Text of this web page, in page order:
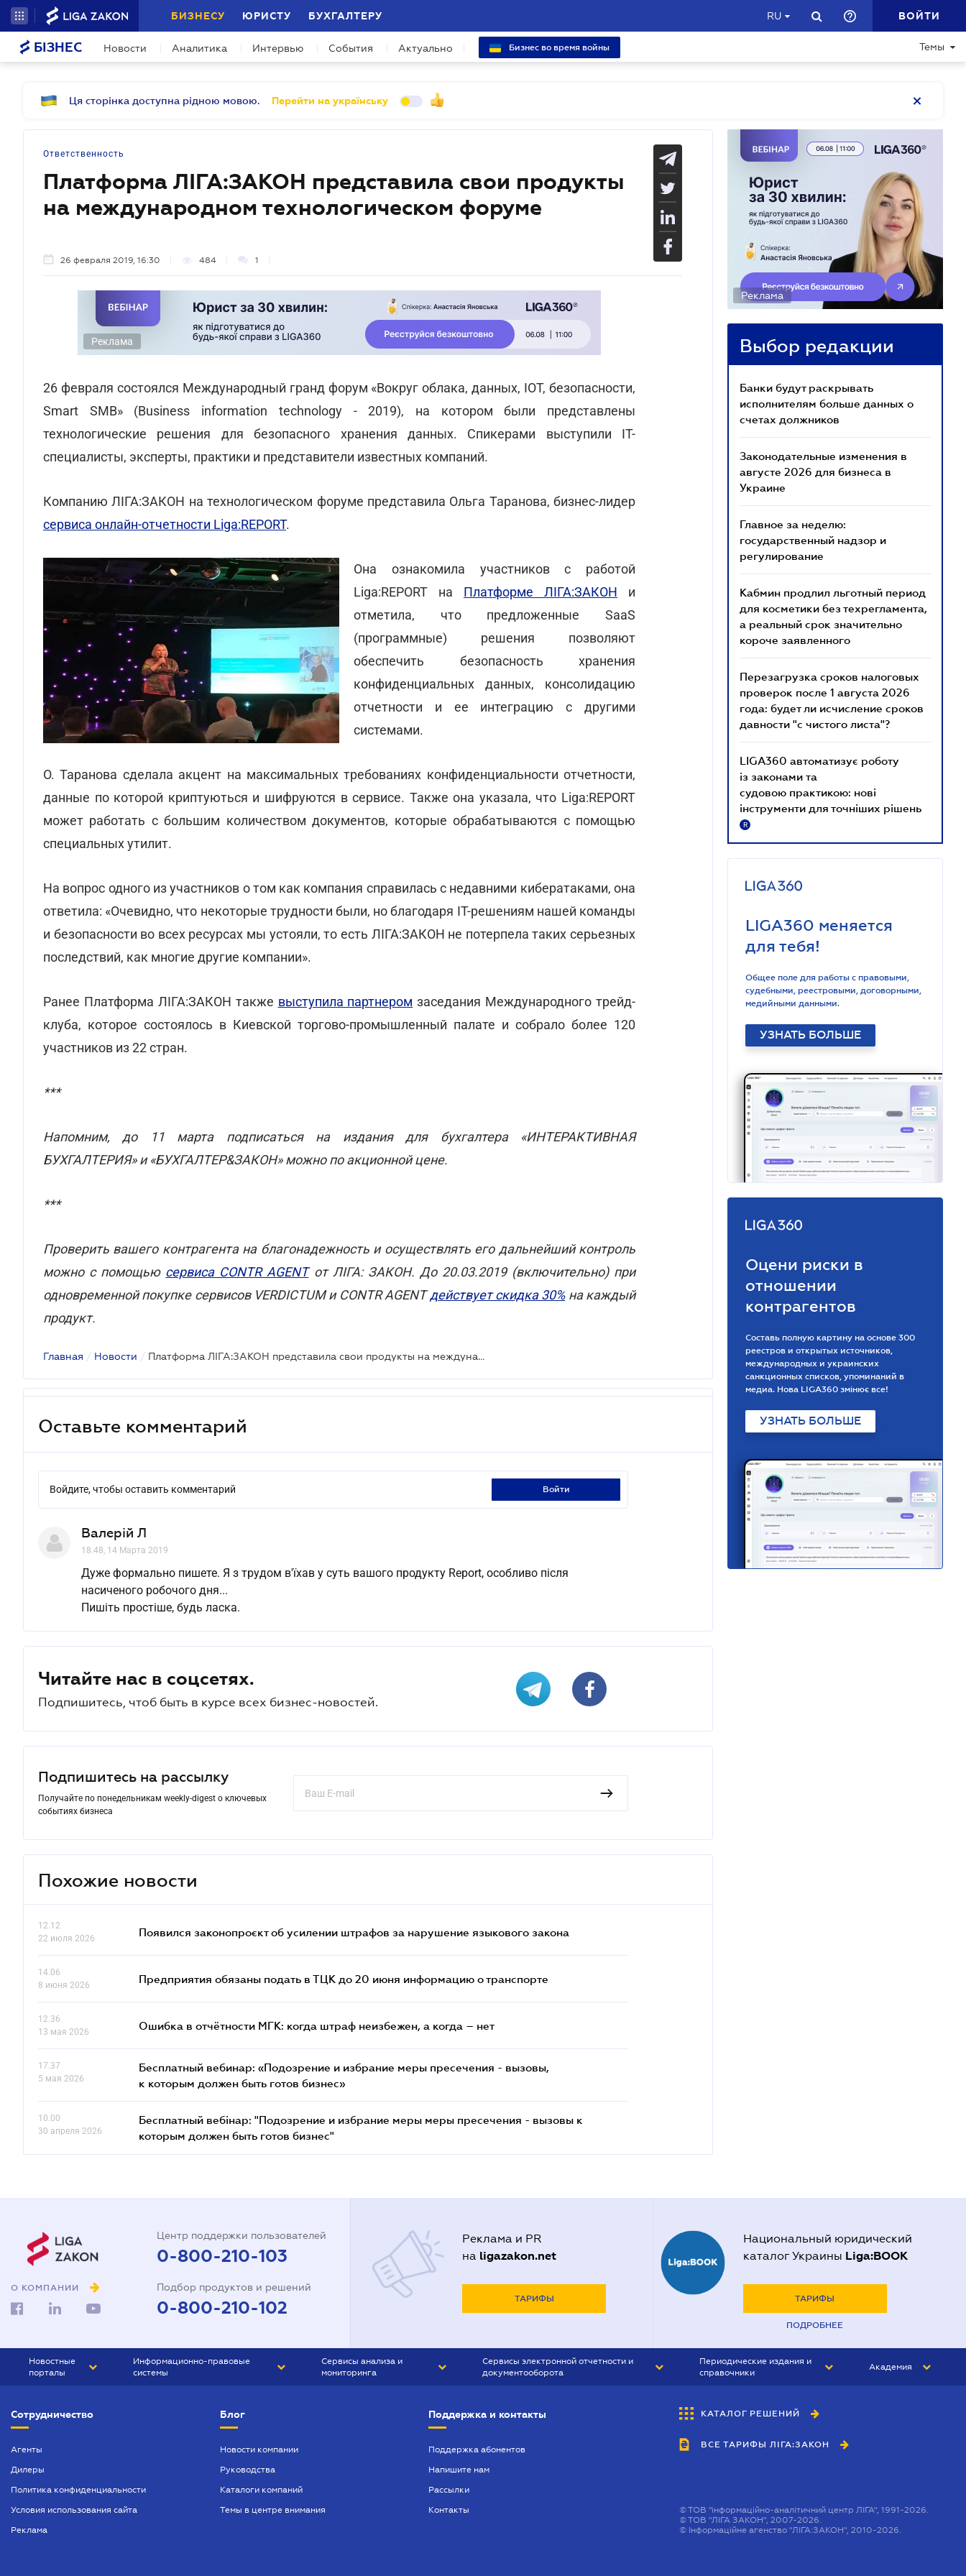
БИЗНЕСУ ЮРИСТУ БУХГАЛТЕРУ RU ВОЙТИ
БІЗНЕС Новости Аналитика Интервью События Актуально Бизнес во время войны Темы
Ця сторінка доступна рідною мовою. Перейти на українську
Ответственность
Платформа ЛІГА:ЗАКОН представила свои продукты
на международном технологическом форуме
26 февраля 2019, 16:30 484 1
Реклама
26 февраля состоялся Международный гранд форум «Вокруг облака, данных, IOT, безопасности,
Smart SMB» (Business information technology - 2019), на котором были представлены
технологические решения для безопасного хранения данных. Спикерами выступили IT-
специалисты, эксперты, практики и представители известных компаний.
Компанию ЛІГА:ЗАКОН на технологическом форуме представила Ольга Таранова, бизнес-лидер
сервиса онлайн-отчетности Liga:REPORT.
Она ознакомила участников с работой
Liga:REPORT на Платформе ЛІГА:ЗАКОН и
отметила, что предложенные SaaS
(программные) решения позволяют
обеспечить безопасность хранения
конфиденциальных данных, консолидацию
отчетности и ее интеграцию с другими
системами.
О. Таранова сделала акцент на максимальных требованиях конфиденциальности отчетности,
данные по которой криптуються и шифруются в сервисе. Также она указала, что Liga:REPORT
может работать с большим количеством документов, которые обрабатываются с помощью
специальных утилит.
На вопрос одного из участников о том как компания справилась с недавними кибератаками, она
ответила: «Очевидно, что некоторые трудности были, но благодаря IT-решениям нашей команды
и безопасности во всех ресурсах мы устояли, то есть ЛІГА:ЗАКОН не потерпела таких серьезных
последствий, как многие другие компании».
Ранее Платформа ЛІГА:ЗАКОН также выступила партнером заседания Международного трейд-
клуба, которое состоялось в Киевской торгово-промышленный палате и собрало более 120
участников из 22 стран.
***
Напомним, до 11 марта подписаться на издания для бухгалтера «ИНТЕРАКТИВНАЯ
БУХГАЛТЕРИЯ» и «БУХГАЛТЕР&ЗАКОН»можно по акционной цене.
***
Проверить вашего контрагента на благонадежность и осуществлять его дальнейший контроль
можно с помощью сервиса CONTR AGENTот ЛІГА: ЗАКОН. До 20.03.2019 (включительно) при
одновременной покупке сервисов VERDICTUM и CONTR AGENTдействует скидка 30%на каждый
продукт.
Главная / Новости / Платформа ЛІГА:ЗАКОН представила свои продукты на международном технологическом форуме
Оставьте комментарий
Войдите, чтобы оставить комментарий войти
Валерій Л
18.48, 14 Марта 2019
Дуже формально пишете. Я з трудом в'їхав у суть вашого продукту Report, особливо після
насиченого робочого дня...
Пишіть простіше, будь ласка.
Читайте нас в соцсетях.
Подпишитесь, чтоб быть в курсе всех бизнес-новостей.
Подпишитесь на рассылку
Получайте по понедельникам weekly-digest о ключевых
событиях бизнеса
Похожие новости
12.12
22 июля 2026
Появился законопроєкт об усилении штрафов за нарушение языкового закона
14.06
8 июня 2026
Предприятия обязаны подать в ТЦК до 20 июня информацию о транспорте
12.36
13 мая 2026
Ошибка в отчётности МГК: когда штраф неизбежен, а когда – нет
17.37
5 мая 2026
Бесплатный вебинар: «Подозрение и избрание меры пресечения - вызовы,
к которым должен быть готов бизнес»
10.00
30 апреля 2026
Бесплатный вебінар: "Подозрение и избрание меры меры пресечения - вызовы к
которым должен быть готов бизнес"
Реклама
Выбор редакции
Банки будут раскрывать
исполнителям больше данных о
счетах должников
Законодательные изменения в
августе 2026 для бизнеса в
Украине
Главное за неделю:
государственный надзор и
регулирование
Кабмин продлил льготный период
для косметики без техрегламента,
а реальный срок значительно
короче заявленного
Перезагрузка сроков налоговых
проверок после 1 августа 2026
года: будет ли исчисление сроков
давности "с чистого листа"?
LIGA360 автоматизує роботу
із законами та
судовою практикою: нові
інструменти для точніших рішень
R
LIGA360 меняется
для тебя!
Общее поле для работы с правовыми,
судебными, реестровыми, договорными,
медийными данными.
УЗНАТЬ БОЛЬШЕ
Оцени риски в
отношении
контрагентов
Составь полную картину на основе 300
реестров и открытых источников,
международных и украинских
санкционных списков, упоминаний в
медиа. Нова LIGA360 змінює все!
УЗНАТЬ БОЛЬШЕ
О КОМПАНИИ
Центр поддержки пользователей
0-800-210-103
Подбор продуктов и решений
0-800-210-102
Реклама и PR
на ligazakon.net
ТАРИФЫ
Национальный юридический
каталог Украины Liga:BOOK
ТАРИФЫ
ПОДРОБНЕЕ
Новостные
порталы
БИЗНЕС
Информационно-правовые
системы
БУХГАЛТЕР ПРОФ
ЮРИСТ ПРОФ
Сервисы анализа и
мониторинга
Сервисы электронной отчетности и
документооборота
Периодические издания и
справочники
БУХГАЛТЕР&ЗАКОН
ВЕСТНИК МСФО
Академия
Сотрудничество
Агенты
Дилеры
Политика конфиденциальности
Условия использования сайта
Реклама
Блог
Новости компании
Руководства
Каталоги компаний
Темы в центре внимания
Поддержка и контакты
Поддержка абонентов
Напишите нам
Рассылки
Контакты
КАТАЛОГ РЕШЕНИЙ
ВСЕ ТАРИФЫ ЛІГА:ЗАКОН
©ТОВ "інформаційно-аналітичний центр ЛІГА", 1991-2026.
©ТОВ "ЛІГА ЗАКОН", 2007-2026.
© Інформаційне агенство "ЛІГА:ЗАКОН", 2010-2026.